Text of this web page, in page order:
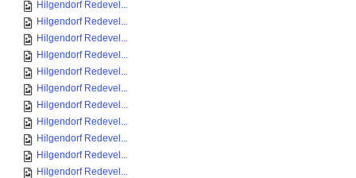
Hilgendorf Redevel...
Hilgendorf Redevel...
Hilgendorf Redevel...
Hilgendorf Redevel...
Hilgendorf Redevel...
Hilgendorf Redevel...
Hilgendorf Redevel...
Hilgendorf Redevel...
Hilgendorf Redevel...
Hilgendorf Redevel...
Hilgendorf Redevel...